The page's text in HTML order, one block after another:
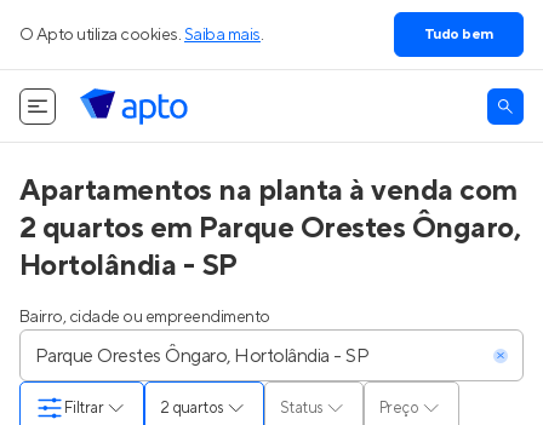
O Apto utiliza cookies. Saiba mais. Tudo bem
Apartamentos na planta à venda com
2 quartos em Parque Orestes Ôngaro,
Hortolândia - SP
Bairro, cidade ou empreendimento
2 quartos Status Preço
Filtrar